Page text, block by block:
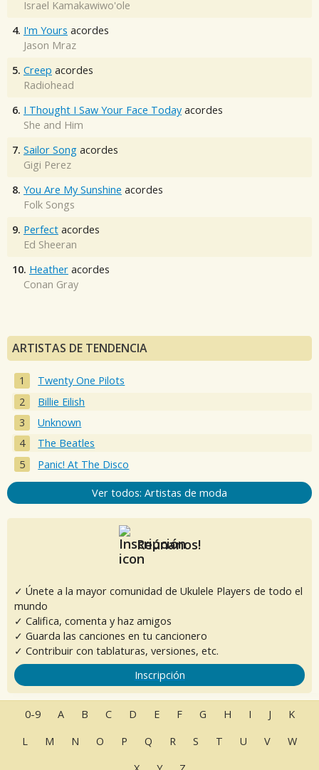
Israel Kamakawiwo'ole
4. I'm Yours acordes
Jason Mraz
5. Creep acordes
Radiohead
6. I Thought I Saw Your Face Today acordes
She and Him
7. Sailor Song acordes
Gigi Perez
8. You Are My Sunshine acordes
Folk Songs
9. Perfect acordes
Ed Sheeran
10. Heather acordes
Conan Gray
ARTISTAS DE TENDENCIA
Twenty One Pilots
Billie Eilish
Unknown
The Beatles
Panic! At The Disco
Ver todos: Artistas de moda
Reúnanos!
✓ Únete a la mayor comunidad de Ukulele Players de todo el
mundo
✓ Califica, comenta y haz amigos
✓ Guarda las canciones en tu cancionero
✓ Contribuir con tablaturas, versiones, etc.
Inscripción
0-9 A B C D E F G H I J
K
L
M N O P Q R S T U V
W